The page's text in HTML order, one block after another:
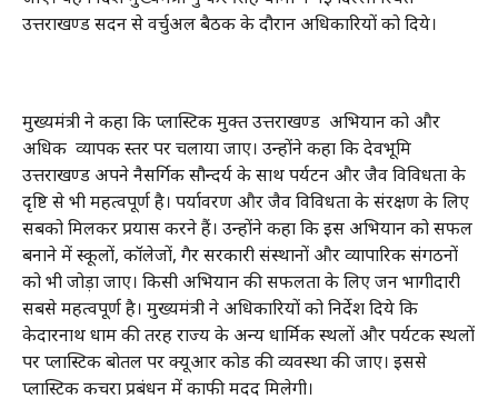
उत्तराखण्ड सदन से वर्चुअल बैठक के दौरान अधिकारियों को दिये।
मुख्यमंत्री ने कहा कि प्लास्टिक मुक्त उत्तराखण्ड अभियान को और
अधिक व्यापक स्तर पर चलाया जाए। उन्होंने कहा कि देवभूमि
उत्तराखण्ड अपने नैसर्गिक सौन्दर्य के साथ पर्यटन और जैव विविधता के
दृष्टि से भी महत्वपूर्ण है। पर्यावरण और जैव विविधता के संरक्षण के लिए
सबको मिलकर प्रयास करने हैं। उन्होंने कहा कि इस अभियान को सफल
बनाने में स्कूलों, कॉलेजों, गैर सरकारी संस्थानों और व्यापारिक संगठनों
को भी जोड़ा जाए। किसी अभियान की सफलता के लिए जन भागीदारी
सबसे महत्वपूर्ण है। मुख्यमंत्री ने अधिकारियों को निर्देश दिये कि
केदारनाथ धाम की तरह राज्य के अन्य धार्मिक स्थलों और पर्यटक स्थलों
पर प्लास्टिक बोतल पर क्यूआर कोड की व्यवस्था की जाए। इससे
प्लास्टिक कचरा प्रबंधन में काफी मदद मिलेगी।